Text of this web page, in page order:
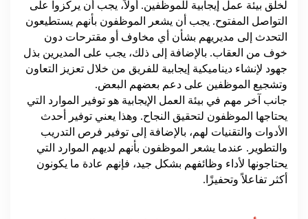
لخلق بيئة عمل إيجابية للموظفين. أولاً، يجب أن يركزوا على
التواصل المفتوح. يجب أن يشعر الموظفون بأنهم يستطيعون
التحدث إلى مديريهم بشأن أي مخاوف أو مقترحات دون
خوف من العقاب. بالإضافة إلى ذلك، يجب على المديرين بذل
جهود لإنشاء ديناميكية إيجابية للفريق من خلال تعزيز التعاون
وتشجيع الموظفين على دعم بعضهم البعض.
جانب آخر مهم في بيئة العمل الإيجابية هو توفير الموارد التي
يحتاجها الموظفون لتحقيق النجاح. وهذا يعني توفير أحدث
الأدوات والتقنيات لهم، بالإضافة إلى توفير فرص التدريب
والتطوير. عندما يشعر الموظفون بأنهم لديهم الموارد التي
يحتاجونها لأداء وظائفهم بشكل جيد، فإنهم عادة ما يكونون
أكثر تفاعلاً وتحفيزًا.